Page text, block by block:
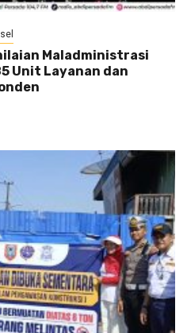
Maladministrasi
Unit Layanan dan